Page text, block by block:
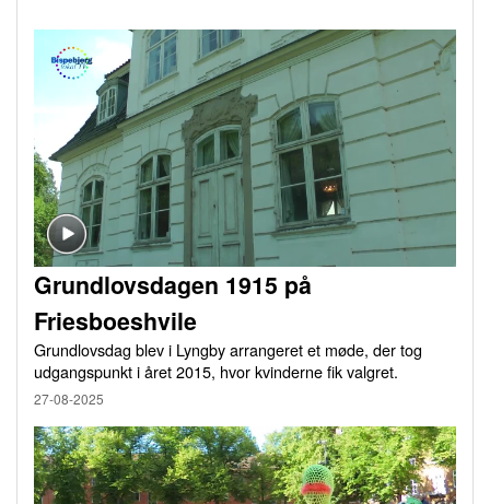
Grundlovsdagen 1915 på
Friesboeshvile
Grundlovsdag blev i Lyngby arrangeret et møde, der tog
udgangspunkt i året 2015, hvor kvinderne fik valgret.
27-08-2025